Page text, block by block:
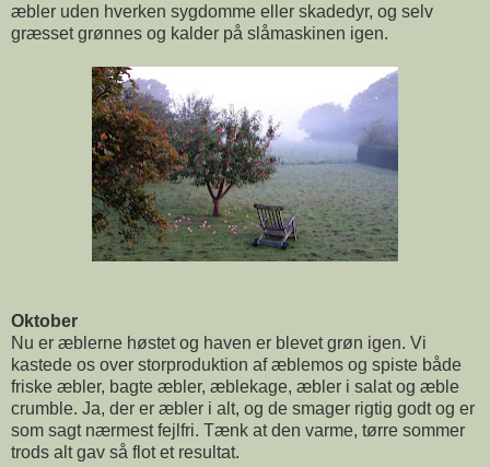
æbler uden hverken sygdomme eller skadedyr, og selv
græsset grønnes og kalder på slåmaskinen igen.
Oktober
Nu er æblerne høstet og haven er blevet grøn igen. Vi
kastede os over storproduktion af æblemos og spiste både
friske æbler, bagte æbler, æblekage, æbler i salat og æble
crumble. Ja, der er æbler i alt, og de smager rigtig godt og er
som sagt nærmest fejlfri. Tænk at den varme, tørre sommer
trods alt gav så flot et resultat.